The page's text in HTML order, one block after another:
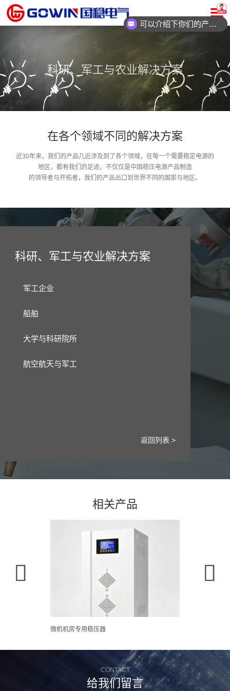
科研、军工与农业解决方案
在各个领域不同的解决方案
近30年来，我们的产品几近涉及到了各个领域，在每一个需要稳定电源的
地区，都有我们的足迹。不仅仅是中国稳压电源产品制造
的领导者与开拓者，我们的产品出口到世界不同的国家与地区。
科研、军工与农业解决方案
军工企业
船舶
大学与科研院所
航空航天与军工
返回列表 >
相关产品
 
CONTACT
给我们留言
可以介绍下你们的产品么？